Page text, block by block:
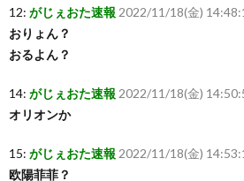
12: がじぇおた速報 2022/11/18(金)
おりょん？
おるよん？
14: がじぇおた速報 2022/11/18(金)
オリオンか
15: がじぇおた速報 2022/11/18(金)
欧陽菲菲？